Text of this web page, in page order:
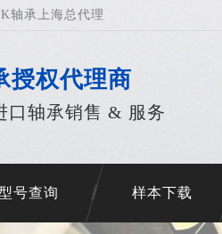
轴承上海总代理
授权代理商
口轴承销售 & 服务
号查询 样本下载